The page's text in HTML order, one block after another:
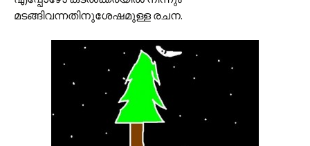
മടങ്ങിവന്നതിനുശേഷമുള്ള രചന.